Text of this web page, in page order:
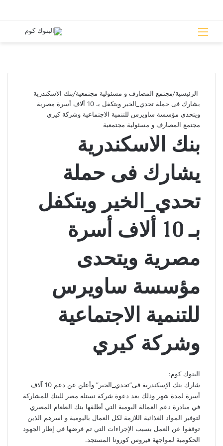
القائمة
الرئيسية/مجتمع المصارف و مسئولية مجتمعية/بنك الاسكندرية
يشارك فى حملة تحدي_الخير ويتكفل بـ 10 ألاف أسرة مصرية
ويتحدى مؤسسة ساويرس للتنمية الاجتماعية وشركة كيري‏
مجتمع المصارف و مسئولية مجتمعية
بنك الاسكندرية
يشارك فى حملة
تحدي_الخير ويتكفل
بـ 10 ألاف أسرة
مصرية ويتحدى
مؤسسة ساويرس
للتنمية الاجتماعية
وشركة كيري‏
شارك بنك الإسكندرية فى”تحدي_الخير” وأعلن عن دعم 10 آلاف
أسرة لمدة شهر وذلك بعد دعوة شركة نستله مصر للبنك للمشاركة
في مبادرة دعم العمالة اليومية التي أطلقها بنك الطعام المصري
لتوفير المواد الغذائية اللازمة لكل العمال باليومية و اسرهم الذين
توقفوا عن العمل بسبب الإجراءات التي تم فرضها في إطار الجهود
الحكومية لمواجهة فيروس كورونا المستجد.